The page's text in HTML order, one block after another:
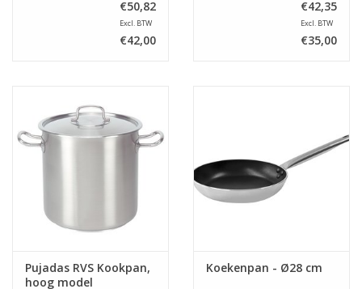
€50,82
Excl. BTW
€42,00
€42,35
Excl. BTW
€35,00
Pujadas RVS Kookpan,
hoog model
Koekenpan - Ø28 cm